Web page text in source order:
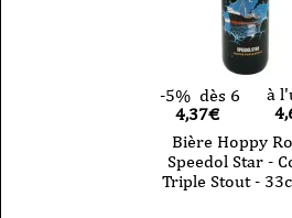
-5% dès 6
4,37€
à
Bière Hoppy
Speedol Star -
Triple Stout -